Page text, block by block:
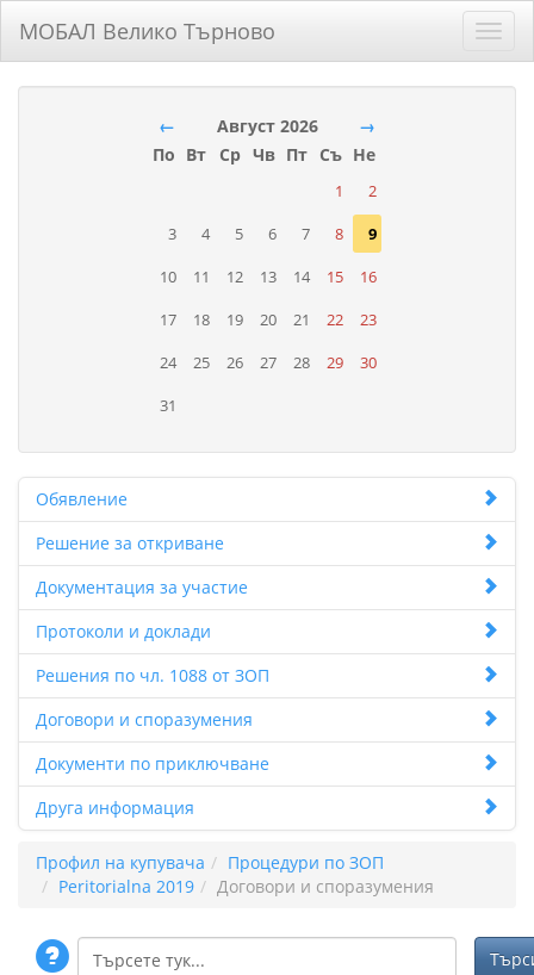
МОБАЛ Велико Търново
← Август 2026
→
По Вт Ср Чв Пт Съ Не
1
2
3
4 5 6 7 8
9
10
11 12 13 14 15
16
17
18 19 20 21 22
23
24
25 26 27 28 29
30
31
Обявление
Решение за откриване
Документация за участие
Протоколи и доклади
Решения по чл. 1088 от ЗОП
Договори и споразумения
Документи по приключване
Друга информация
Профил на купувача
Процедури по ЗОП
Peritorialna 2019
Договори и споразумения